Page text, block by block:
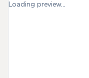
Loading preview...